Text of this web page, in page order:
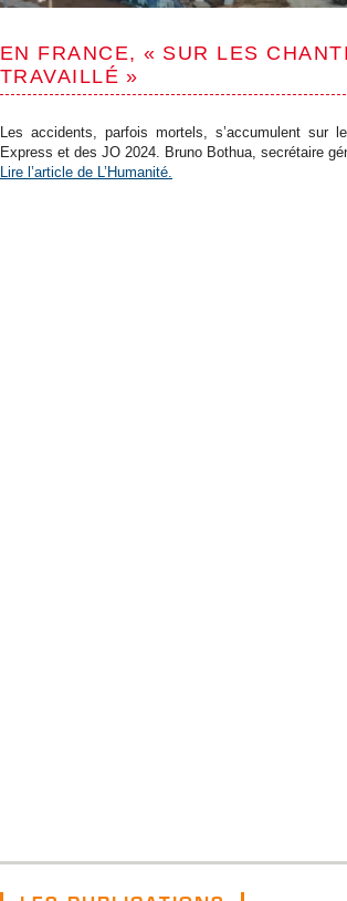
EN FRANCE, « SUR LES
TRAVAILLÉ »
Les accidents, parfois mortels, s’accumulent
Express et des JO 2024. Bruno Bothua, secrétaire
Lire l’article de L’Humanité.